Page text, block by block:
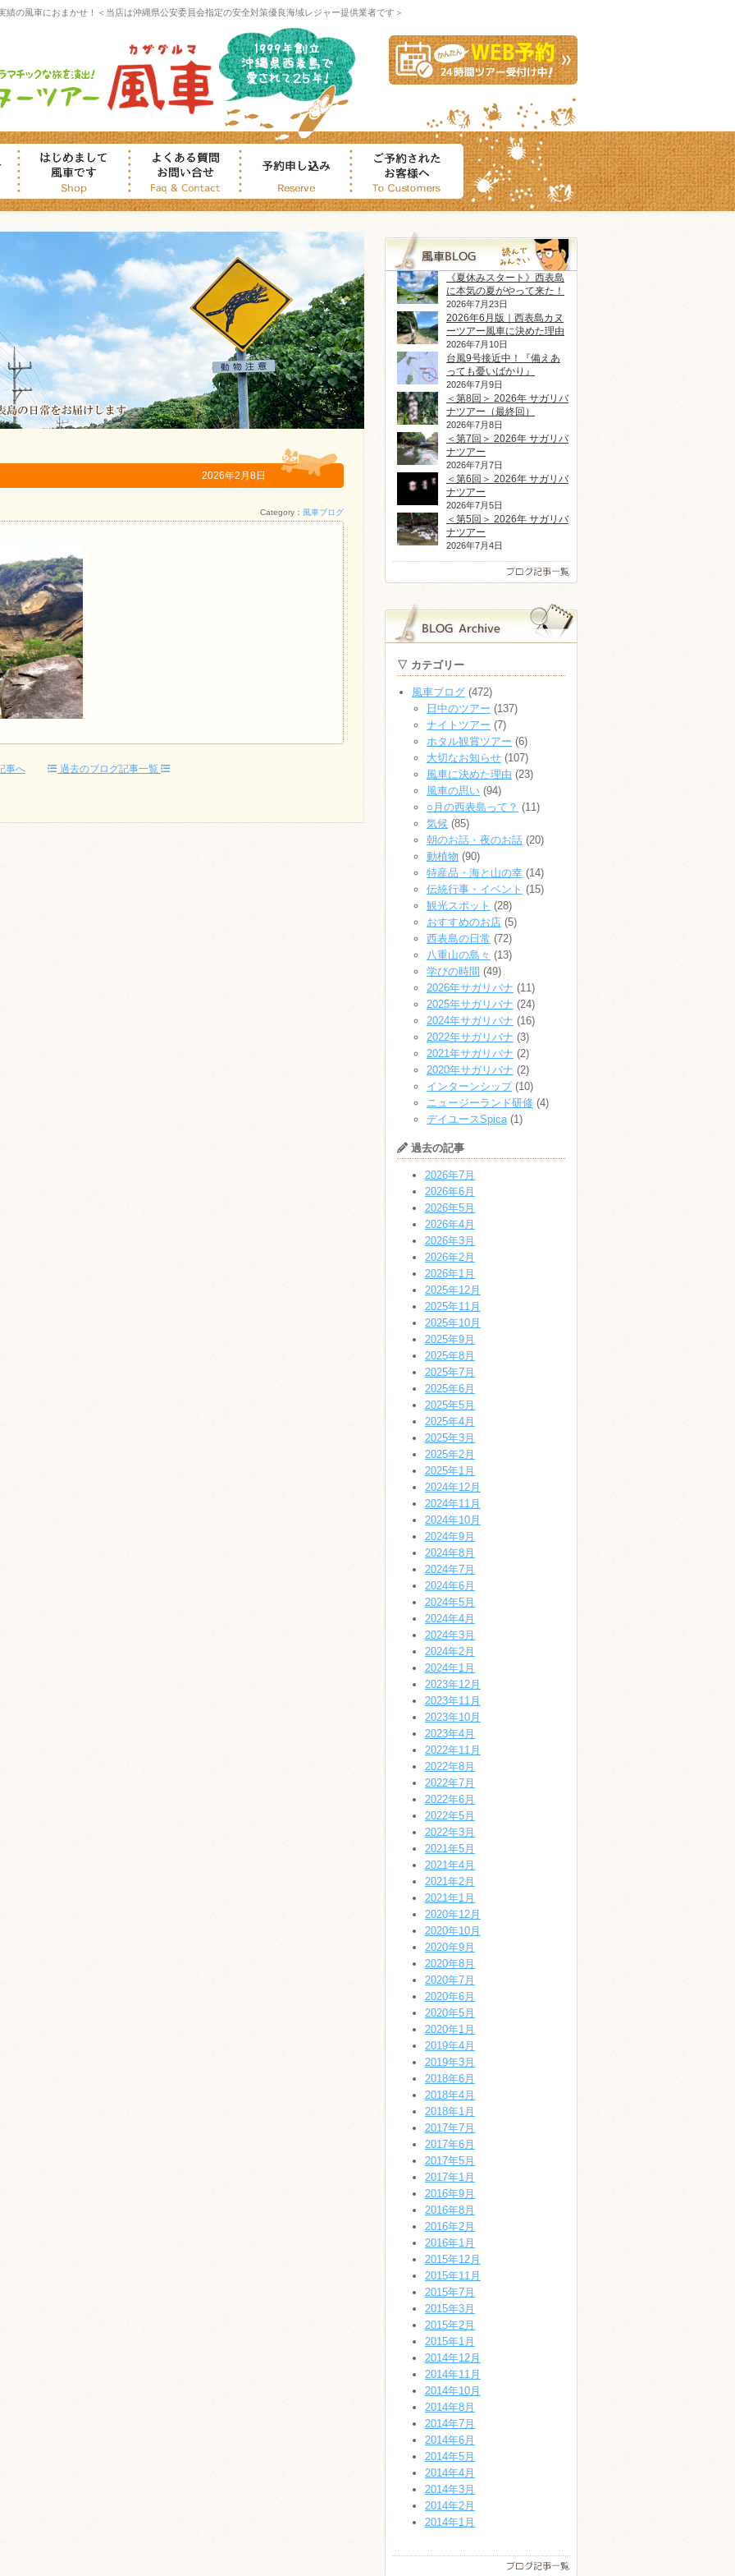
の風車におまかせ！＜当店は沖縄県公安委員会指定の安全対策優良海域レジャー提供業者です＞
2026年2月8日
Category： 風車ブログ
事へ 過去のブログ記事一覧
《夏休みスタート》西表島
に本気の夏がやって来た！
2026年7月23日
2026年6月版｜西表島カヌ
ーツアー風車に決めた理由
2026年7月10日
台風9号接近中！『備えあ
っても憂いばかり』
2026年7月9日
＜第8回＞ 2026年 サガリバ
ナツアー（最終回）
2026年7月8日
＜第7回＞ 2026年 サガリバ
ナツアー
2026年7月7日
＜第6回＞ 2026年 サガリバ
ナツアー
2026年7月5日
＜第5回＞ 2026年 サガリバ
ナツアー
2026年7月4日
▽ カテゴリー
風車ブログ (472)
日中のツアー (137)
ナイトツアー (7)
ホタル観賞ツアー (6)
大切なお知らせ (107)
風車に決めた理由 (23)
風車の思い (94)
○月の西表島って？ (11)
気候 (85)
朝のお話・夜のお話 (20)
動植物 (90)
特産品・海と山の幸 (14)
伝統行事・イベント (15)
観光スポット (28)
おすすめのお店 (5)
西表島の日常 (72)
八重山の島々 (13)
学びの時間 (49)
2026年サガリバナ (11)
2025年サガリバナ (24)
2024年サガリバナ (16)
2022年サガリバナ (3)
2021年サガリバナ (2)
2020年サガリバナ (2)
インターンシップ(10)
ニュージーランド研修 (4)
デイユースSpica(1)
過去の記事
2026年7月
2026年6月
2026年5月
2026年4月
2026年3月
2026年2月
2026年1月
2025年12月
2025年11月
2025年10月
2025年9月
2025年8月
2025年7月
2025年6月
2025年5月
2025年4月
2025年3月
2025年2月
2025年1月
2024年12月
2024年11月
2024年10月
2024年9月
2024年8月
2024年7月
2024年6月
2024年5月
2024年4月
2024年3月
2024年2月
2024年1月
2023年12月
2023年11月
2023年10月
2023年4月
2022年11月
2022年8月
2022年7月
2022年6月
2022年5月
2022年3月
2021年5月
2021年4月
2021年2月
2021年1月
2020年12月
2020年10月
2020年9月
2020年8月
2020年7月
2020年6月
2020年5月
2020年1月
2019年4月
2019年3月
2018年6月
2018年4月
2018年1月
2017年7月
2017年6月
2017年5月
2017年1月
2016年9月
2016年8月
2016年2月
2016年1月
2015年12月
2015年11月
2015年7月
2015年3月
2015年2月
2015年1月
2014年12月
2014年11月
2014年10月
2014年8月
2014年7月
2014年6月
2014年5月
2014年4月
2014年3月
2014年2月
2014年1月